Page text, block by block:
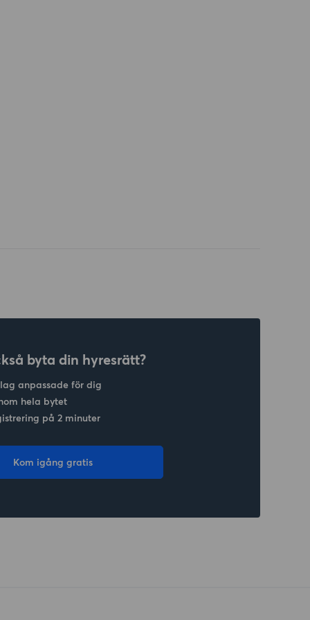
byta din hyresrätt?
anpassade för dig
hela bytet
på 2 minuter
Kom igång gratis